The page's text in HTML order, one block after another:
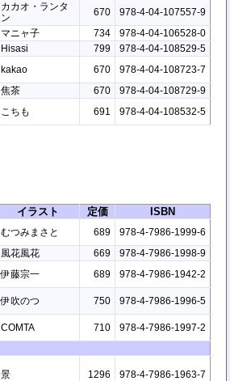
カカオ・ランタ
ン
670
978-4-04-107557-9
マニャ子 734
978-4-04-106528-0
Hisasi 799
978-4-04-108529-5
kakao 670
978-4-04-108723-7
焦茶 670
978-4-04-108729-9
こちも 691 978-4-04-108532-5
イラスト 定価 ISBN
むつみまさと 689
978-4-7986-1999-6
風花風花 669
978-4-7986-1998-9
伊藤宗一 689 978-4-7986-1942-2
伊吹のつ 750 978-4-7986-1996-5
COMTA 710 978-4-7986-1997-2
景 1296 978-4-7986-1963-7